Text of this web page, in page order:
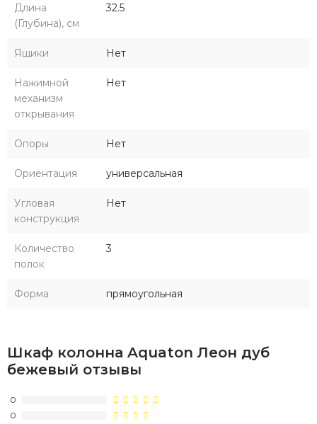
Длина
(Глубина), см
32.5
Ящики Нет
Нажимной
механизм
открывания
Нет
Опоры Нет
Ориентация универсальная
Угловая
конструкция
Нет
Количество
полок
3
Форма прямоугольная
Шкаф колонна Aquaton Леон дуб
бежевый отзывы
0
0